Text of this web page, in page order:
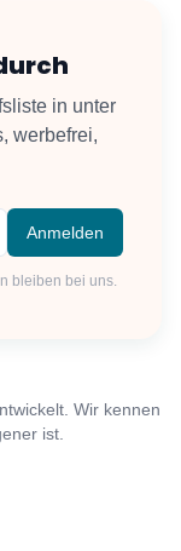
in unter
werbefrei,
Anmelden
bleiben bei uns.
Wir kennen
ist.